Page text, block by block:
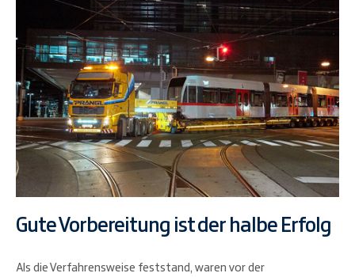
Gute Vorbereitung ist der halbe Erfolg
Als die Verfahrensweise feststand, waren vor der